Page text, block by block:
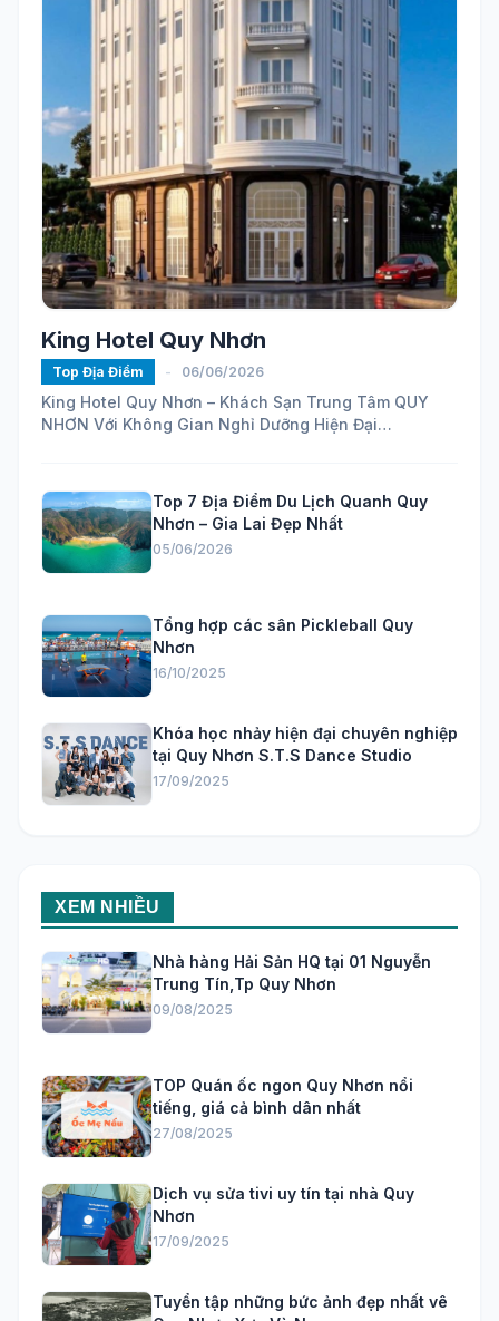
King Hotel Quy Nhơn
Top Địa Điểm - 06/06/2026
King Hotel Quy Nhơn – Khách Sạn Trung Tâm QUY
NHƠN Với Không Gian Nghỉ Dưỡng Hiện Đại
Top 7 Địa Điểm Du Lịch Quanh Quy
Nhơn – Gia Lai Đẹp Nhất
05/06/2026
Tổng hợp các sân Pickleball Quy
Nhơn
16/10/2025
Khóa học nhảy hiện đại chuyên nghiệp
tại Quy Nhơn S.T.S Dance Studio
17/09/2025
XEM NHIỀU
Nhà hàng Hải Sản HQ tại 01 Nguyễn
Trung Tín,Tp Quy Nhơn
09/08/2025
TOP Quán ốc ngon Quy Nhơn nổi
tiếng, giá cả bình dân nhất
27/08/2025
Dịch vụ sửa tivi uy tín tại nhà Quy
Nhơn
17/09/2025
Tuyển tập những bức ảnh đẹp nhất vê